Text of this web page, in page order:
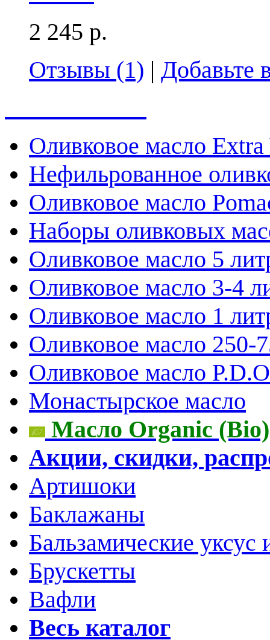
2 245 р.
Отзывы (1) | Добавьте
Оливковое масло
Нефильрованное
Оливковое масло
Наборы оливковых
Оливковое масло 5
Оливковое масло 3-4
Оливковое масло 1
Оливковое масло 250-
Оливковое масло
Монастырское масло
Масло Organic (Bio)
Акции, скидки,
Артишоки
Баклажаны
Бальзамические уксус
Брускетты
Вафли
Весь каталог